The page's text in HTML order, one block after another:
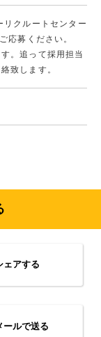
クルートセンター
募ください。
。追って採用担当
致します。
ェアする
ールで送る